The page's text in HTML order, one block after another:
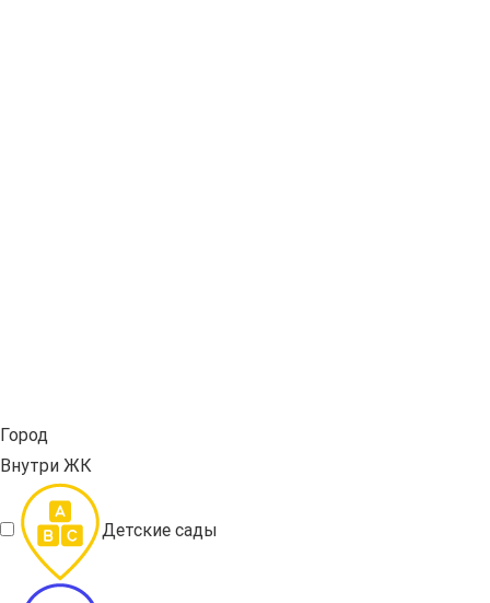
Город
Внутри ЖК
Детские сады